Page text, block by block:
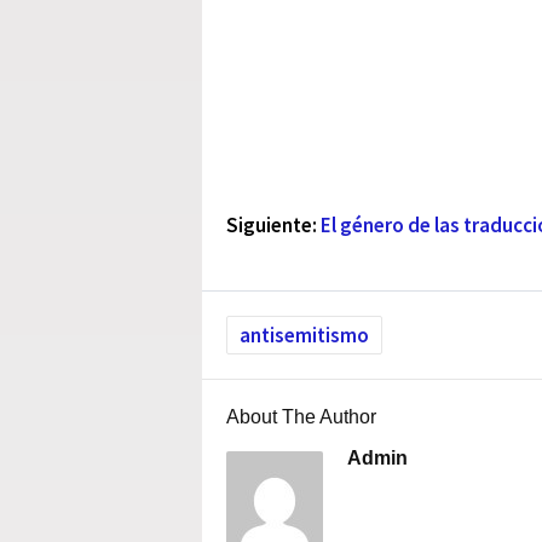
Siguiente: El género de las
antisemitismo
About The Author
Admin